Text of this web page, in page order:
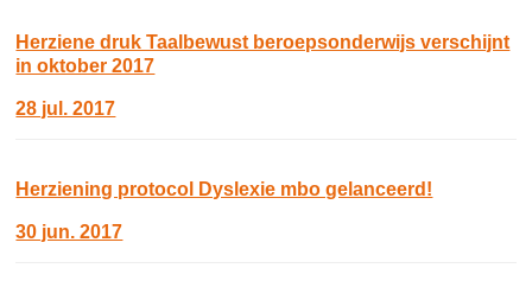
Herziene druk Taalbewust beroepsonderwijs verschijnt
in oktober 2017
28 jul. 2017
Herziening protocol Dyslexie mbo gelanceerd!
30 jun. 2017